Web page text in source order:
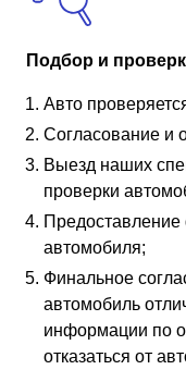
Подбор и
Авто
Согласование и
Выезд наших
проверки
Предоставление
автомобиля;
Финальное
автомобиль
информации по
отказаться от